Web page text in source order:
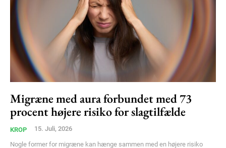
Migræne med aura forbundet med 73
procent højere risiko for slagtilfælde
KROP 15. Juli, 2026
Nogle former for migræne kan hænge sammen med en højere risiko